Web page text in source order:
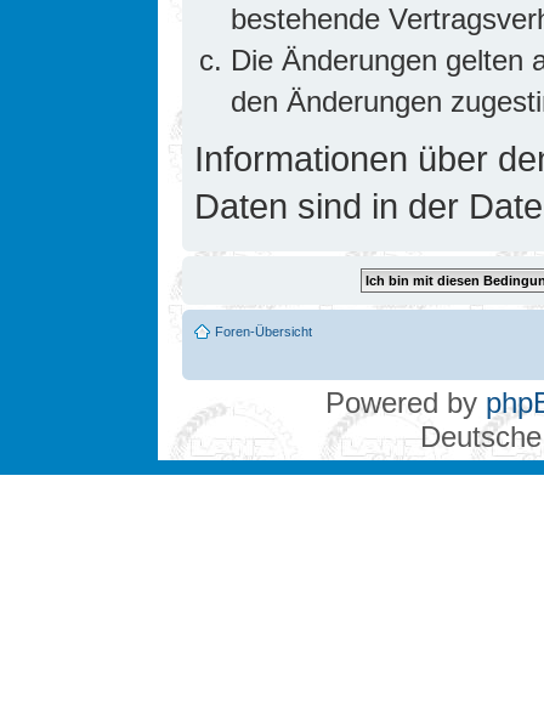
bestehende
Die Änderungen gelten
den Änderungen
Informationen über
Daten sind in der
Foren-Übersicht
Powered by